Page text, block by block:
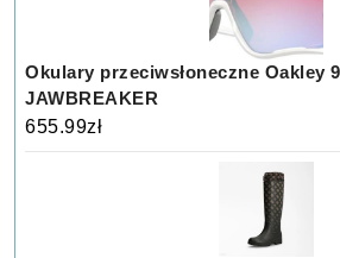
Okulary przeciwsłoneczne Oakley
JAWBREAKER
655.99zł